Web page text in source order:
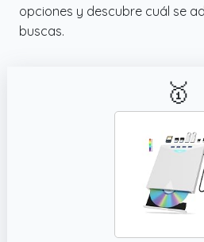
opciones y descubre cuál se
buscas.
🥇